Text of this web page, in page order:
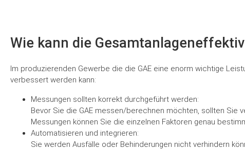
Wie kann die
Im produzierenden Gewerbe die die GAE eine enorm wichtige
verbessert werden kann:
Messungen sollten korrekt durchgeführt werden:
Bevor Sie die GAE messen/berechnen möchten, sollten Sie
Messungen können Sie die einzelnen Faktoren genau
Automatisieren und integrieren:
Sie werden Ausfälle oder Behinderungen nicht verhindern